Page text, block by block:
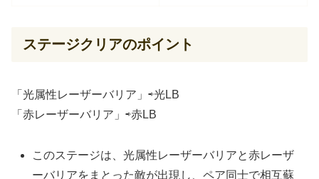
ステージクリアのポイント
「光属性レーザーバリア」⇨光LB
「赤レーザーバリア」⇨赤LB
このステージは、光属性レーザーバリアと赤レーザ
ーバリアをまとった敵が出現し、ペア同士で相互蘇